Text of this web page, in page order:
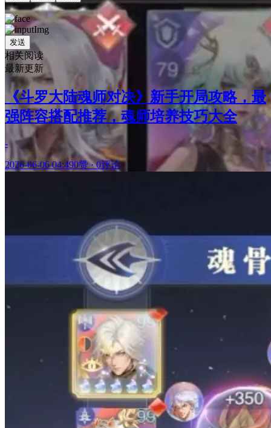
发送
相关阅读
最新更新
《斗罗大陆魂师对决》新手开局攻略，最
强阵容搭配推荐，魂师培养技巧大全
-
2026-06-06 04:490赞·0评论